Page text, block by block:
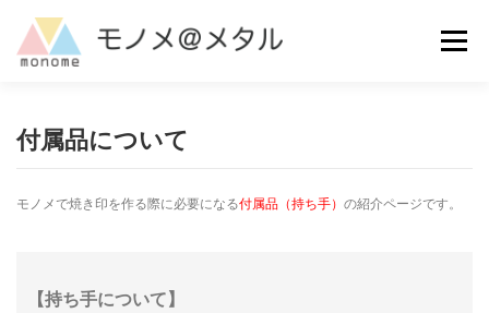
メニュー
付属品について
モノメで焼き印を作る際に必要になる付属品（持ち手） の紹介ページです。
【持ち手について】